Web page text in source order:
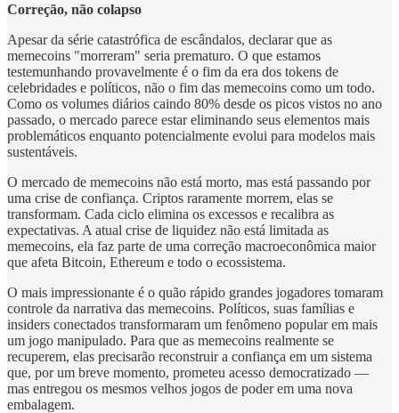
Correção, não colapso
Apesar da série catastrófica de escândalos, declarar que as
memecoins "morreram" seria prematuro. O que estamos
testemunhando provavelmente é o fim da era dos tokens de
celebridades e políticos, não o fim das memecoins como um todo.
Como os volumes diários caindo 80% desde os picos vistos no ano
passado, o mercado parece estar eliminando seus elementos mais
problemáticos enquanto potencialmente evolui para modelos mais
sustentáveis.
O mercado de memecoins não está morto, mas está passando por
uma crise de confiança. Criptos raramente morrem, elas se
transformam. Cada ciclo elimina os excessos e recalibra as
expectativas. A atual crise de liquidez não está limitada as
memecoins, ela faz parte de uma correção macroeconômica maior
que afeta Bitcoin, Ethereum e todo o ecossistema.
O mais impressionante é o quão rápido grandes jogadores tomaram
controle da narrativa das memecoins. Políticos, suas famílias e
insiders conectados transformaram um fenômeno popular em mais
um jogo manipulado. Para que as memecoins realmente se
recuperem, elas precisarão reconstruir a confiança em um sistema
que, por um breve momento, prometeu acesso democratizado —
mas entregou os mesmos velhos jogos de poder em uma nova
embalagem.